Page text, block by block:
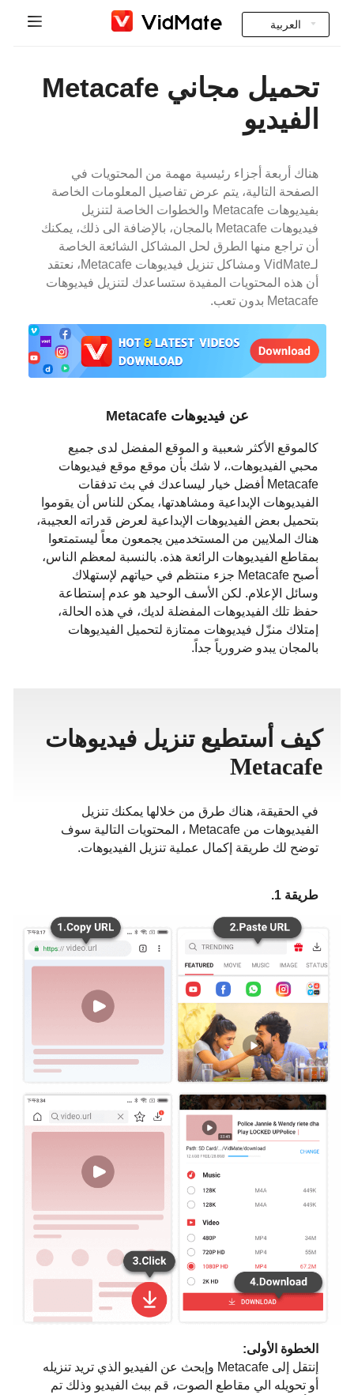
Instagram Downloader
YT to MP3
العربية
Deutsch
English
Español
Italiano
Português
Русский
Türkçe
বাংলা
தமிழ்
ਪੰਜਾਬੀ
اُردُو
తెలుగు
हिंदी
Malaysia
ภาษาไทย
تحميل مجاني Metacafe
الفيديو
هناك أربعة أجزاء رئيسية مهمة من المحتويات في
الصفحة التالية، يتم عرض تفاصيل المعلومات الخاصة
بفيديوهات Metacafe والخطوات الخاصة لتنزيل
فيديوهات Metacafe بالمجان، بالإضافة الى ذلك، يمكنك
أن تراجع منها الطرق لحل المشاكل الشائعة الخاصة
لـVidMate ومشاكل تنزيل فيديوهات Metacafe، نعتقد
أن هذه المحتويات المفيدة ستساعدك لتنزيل فيديوهات
Metacafe بدون تعب.
عن فيديوهات Metacafe
كالموقع الأكثر شعبية و الموقع المفضل لدى جميع
محبي الفيديوهات.، لا شك بأن موقع موقع فيديوهات
Metacafe أفضل خيار ليساعدك في بث تدفقات
الفيديوهات الإبداعية ومشاهدتها، يمكن للناس أن يقوموا
بتحميل بعض الفيديوهات الإبداعية لعرض قدراته العجيبة،
هناك الملايين من المستخدمين يجمعون معاً ليستمتعوا
بمقاطع الفيديوهات الرائعة هذه. بالنسبة لمعظم الناس،
أصبح Metacafe جزء منتظم في حياتهم لإستهلاك
وسائل الإعلام. لكن الأسف الوحيد هو عدم إستطاعة
حفظ تلك الفيديوهات المفضلة لديك، في هذه الحالة،
إمتلاك منزّل فيديوهات ممتازة لتحميل الفيديوهات
بالمجان يبدو ضرورياً جداً.
كيف أستطيع تنزيل فيديوهات
Metacafe
في الحقيقة، هناك طرق من خلالها يمكنك تنزيل
الفيديوهات من Metacafe ، المحتويات التالية سوف
توضح لك طريقة إكمال عملية تنزيل الفيديوهات.
طريقة 1.
الخطوة الأولى:
إنتقل إلى Metacafe وإبحث عن الفيديو الذي تريد تنزيله
أو تحويله الي مقاطع الصوت، قم ببث الفيديو وذلك تم